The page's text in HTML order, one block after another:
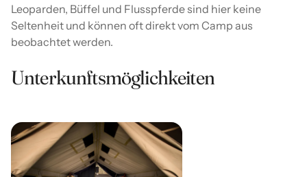
Leoparden, Büffel und Flusspferde sind hier keine
Seltenheit und können oft direkt vom Camp aus
beobachtet werden.
Unterkunftsmöglichkeiten